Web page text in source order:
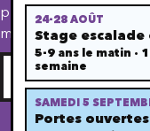
présentes mentions
modifications sont
Retour
24-28 AOÛT
Stage escalade
5-9 ans le matin ·
semaine
SAMEDI 5
Portes